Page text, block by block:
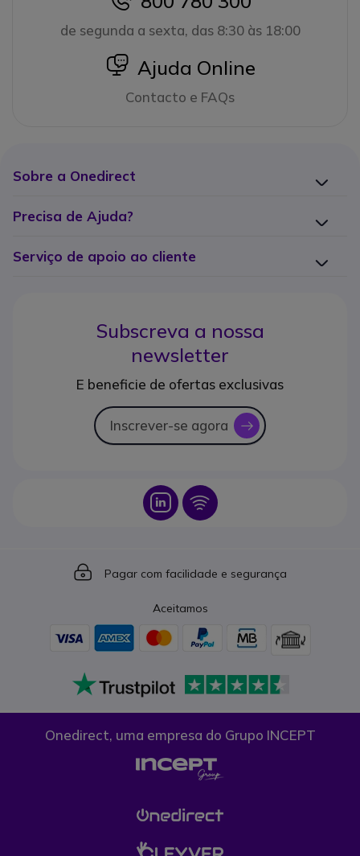
de segunda a sexta, das 8:30 às 18:00
icon
Ajuda Online
Contacto e FAQs
Sobre a Onedirect
Precisa de Ajuda?
Serviço de apoio ao cliente
Subscreva a nossa
newsletter
E beneficie de ofertas exclusivas
Inscrever-se agora icon
Icon Icon
Icon
Pagar com facilidade e segurança
Aceitamos
Onedirect, uma empresa do Grupo INCEPT